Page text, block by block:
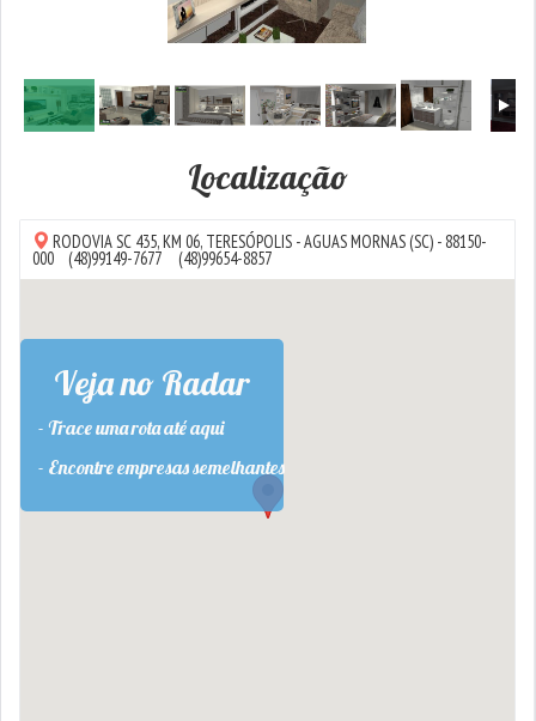
Localização
RODOVIA SC 435, KM 06, TERESÓPOLIS -AGUAS MORNAS (SC) - 88150-
000 (48)99149-7677 (48)99654-8857
Veja no Radar
- Trace uma rota até aqui
- Encontre empresas semelhantes